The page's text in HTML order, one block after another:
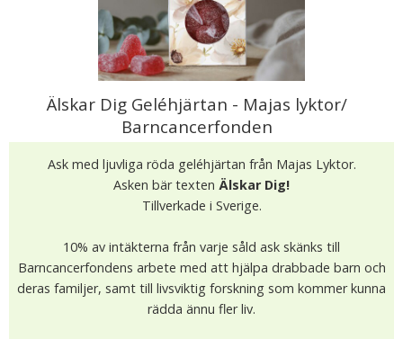
Älskar Dig Geléhjärtan - Majas lyktor/
Barncancerfonden
Ask med ljuvliga röda geléhjärtan från Majas Lyktor.
Asken bär texten Älskar Dig!
Tillverkade i Sverige.
10% av intäkterna från varje såld ask skänks till
Barncancerfondens arbete med att hjälpa drabbade barn och
deras familjer, samt till livsviktig forskning som kommer kunna
rädda ännu fler liv.